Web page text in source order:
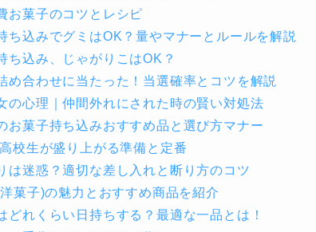
お菓子のコツとレシピ
ち込みでグミはOK？量やマナーとルールを解説
ち込み、じゃがりこはOK？
め合わせに当たった！当選確率とコツを解説
の心理｜仲間外れにされた時の賢い対処法
お菓子持ち込みおすすめ品と選び方マナー
校生が盛り上がる準備と定番
は迷惑？適切な差し入れと断り方のコツ
菓子)の魅力とおすすめ商品を紹介
どれくらい日持ちする？最適な一品とは！